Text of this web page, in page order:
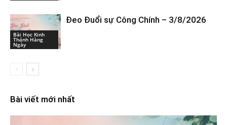
Bài Học Kinh
Thánh Hàng
Ngày
Đeo Đuổi sự Công Chính – 3/8/2026
Bài viết mới nhất